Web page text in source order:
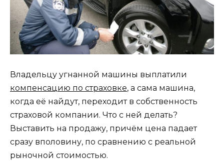
Владельцу угнанной машины выплатили
компенсацию по страховке, а сама машина,
когда её найдут, переходит в собственность
страховой компании. Что с ней делать?
Выставить на продажу, причём цена падает
сразу вполовину, по сравнению с реальной
рыночной стоимостью.